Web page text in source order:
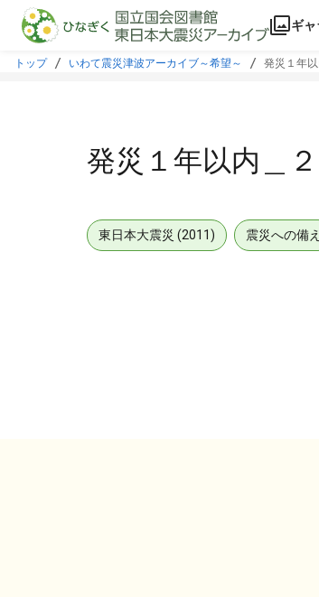
本文に飛ぶ
ギ
トップ いわて震災津波アーカイブ～希望～ 発災１年
発災１年以内＿
東日本大震災 (2011) 震災への備え